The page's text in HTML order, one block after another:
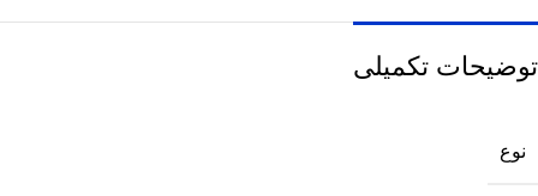
توضیحات تکمیلی
نوع